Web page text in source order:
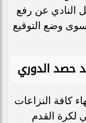
النادي عن رفع
سوى وضع التوقيع
حصد الدوري
كافة النزاعات
لكرة القدم